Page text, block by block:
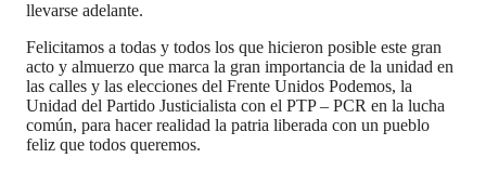
llevarse adelante.
Felicitamos a todas y todos los que hicieron posible este gran
acto y almuerzo que marca la gran importancia de la unidad en
las calles y las elecciones del Frente Unidos Podemos, la
Unidad del Partido Justicialista con el PTP – PCR en la lucha
común, para hacer realidad la patria liberada con un pueblo
feliz que todos queremos.